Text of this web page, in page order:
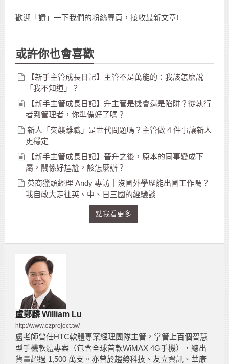
歡迎「讚」一下我們的粉絲專頁，接收最新文章!
或許你也會喜歡
【新手主管成長日記】主管不是萬能的：我該怎麼說
「我不知道」？
【新手主管成長日記】升主管是機會還是陷阱？從執行
者到管理者，你準備好了嗎？
新人「突襲離職」是世代問題嗎？主管做 4 件事讓新人
更穩定
【新手主管成長日記】晉升之後，原本的同事變成下
屬，關係好尷尬，該怎麼辦？
英商獵頭經理 Andy 專訪｜沒國外學歷能出國工作嗎？
我自政大走往英、中、日三國的經驗談
點我看更多
盧鄭麟 William Lu
http://www.ezproject.tw/
盧老師曾任HTC軟體專案經理團隊主管，掌管上百個智慧
型手機軟體專案（包含全球首款WiMAX 4G手機），總出
貨量超過 1,500 萬支。亦曾於趨勢科技、友立資訊、華康